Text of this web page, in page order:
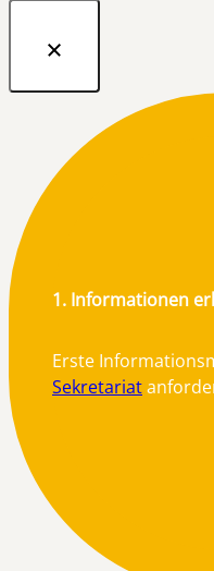
1. Informationen
Erste
Sekretariat